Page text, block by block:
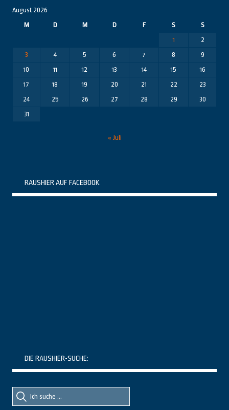
August 2026
M
D M D F S
S
1
2
3
4 5 6 7 8
9
10
11 12 13 14 15
16
17
18 19 20 21 22
23
24
25 26 27 28 29
30
31
« Juli
RAUSHIER AUF FACEBOOK
DIE RAUSHIER-SUCHE:
Suche
nach::
Suche
nach: